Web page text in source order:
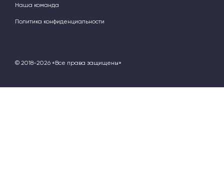
Наша команда
Политика конфиденциальности
© 2018-2026 «Все права защищены»